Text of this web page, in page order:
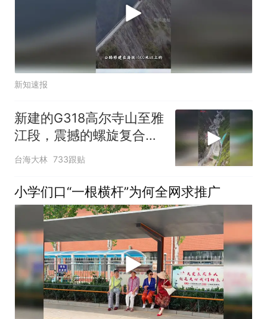
新知速报
新建的G318高尔寺山至雅
江段，震撼的螺旋复合高
架设计
台海大林 733跟贴
小学们口“一根横杆”为何全网求推广